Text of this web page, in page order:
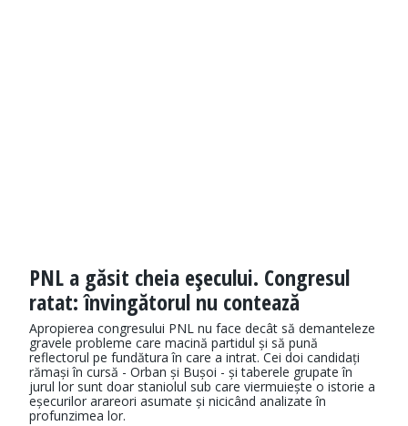
PNL a găsit cheia eşecului. Congresul
ratat: învingătorul nu contează
Apropierea congresului PNL nu face decât să demanteleze
gravele probleme care macină partidul și să pună
reflectorul pe fundătura în care a intrat. Cei doi candidați
rămași în cursă - Orban și Bușoi - și taberele grupate în
jurul lor sunt doar staniolul sub care viermuiește o istorie a
eșecurilor arareori asumate și nicicând analizate în
profunzimea lor.